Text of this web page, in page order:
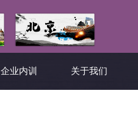
企业内训 关于我们